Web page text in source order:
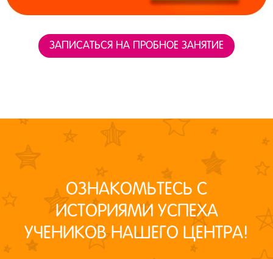
ЗАПИСАТЬСЯ НА ПРОБНОЕ ЗАНЯТИЕ
ОЗНАКОМЬТЕСЬ С
ИСТОРИЯМИ УСПЕХА
УЧЕНИКОВ НАШЕГО ЦЕНТРА!